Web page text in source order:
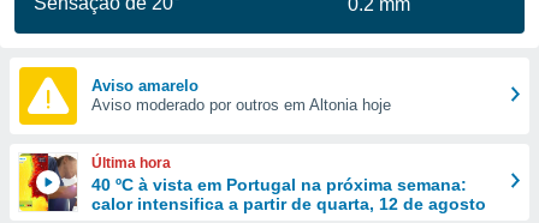
a este
das
e
forma
digital
0.2 mm
Aviso amarelo
Aviso moderado por outros em Altonia hoje
Última hora
40 ºC à vista em Portugal na próxima semana:
calor intensifica a partir de quarta, 12 de agosto